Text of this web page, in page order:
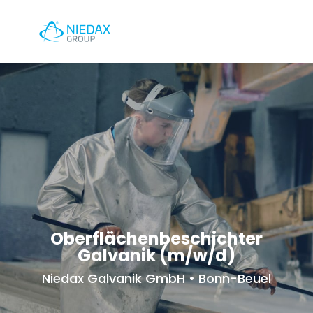
Oberflächenbeschichter
Galvanik (m/w/d)
Niedax Galvanik GmbH • Bonn-Beuel